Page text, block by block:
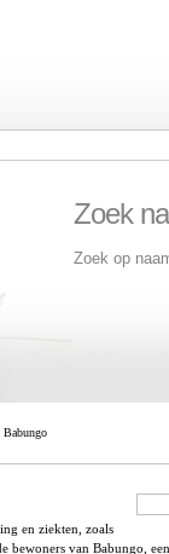
Zoek
Zoek op
en ziekten, zoals
bewoners van Babungo,